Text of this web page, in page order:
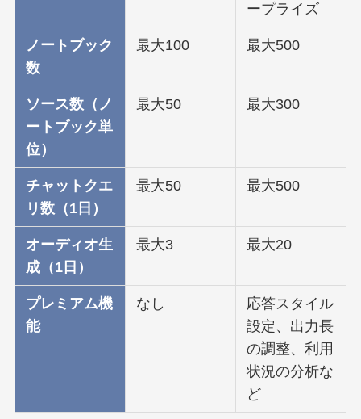
ープライズ
ノートブック
数
最大100 最大500
ソース数（ノ
ートブック単
位）
最大50 最大300
チャットクエ
リ数（1日）
最大50 最大500
オーディオ生
成（1日）
最大3 最大20
プレミアム機
能
なし
応答スタイル
設定、出力長
の調整、利用
状況の分析な
ど